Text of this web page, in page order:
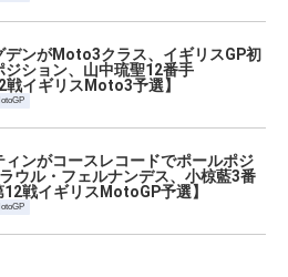
デンがMoto3クラス、イギリスGP初
ジション、山中琉聖12番手
戦イギリスMoto3予選】
ィンがコースレコードでポールポジ
ウル・フェルナンデス、小椋藍3番
戦イギリスMotoGP予選】